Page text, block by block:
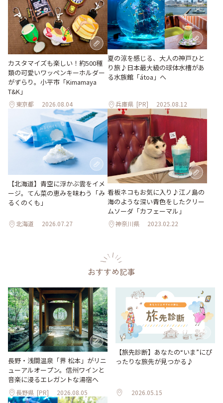
カスタマイズも楽しい！約500種
類の可愛いワッペンキーホルダー
がずらり。小平市「Kimamaya
T&K」
東京都 2026.08.04
夏の涼を感じる、大人の神戸ひと
り旅♪日本最大級の球体水槽があ
る水族館「átoa」へ
兵庫県 [PR] 2025.08.12
【北海道】青空に浮かぶ雲をイメ
ージ。てん菜の恵みを味わう「み
るくのくも」
北海道 2026.07.27
看板ネコもお気に入り♪江ノ島の
海のような深い青色をしたクリー
ムソーダ「カフェーマル」
神奈川県 2023.02.22
おすすめ記事
長野・浅間温泉「界 松本」がリニ
ューアルオープン。信州ワインと
音楽に浸るエレガントな湯宿へ
長野県 [PR] 2026.08.05
【旅先診断】あなたの“いま”にぴ
ったりな旅先が見つかる♪
2026.05.15